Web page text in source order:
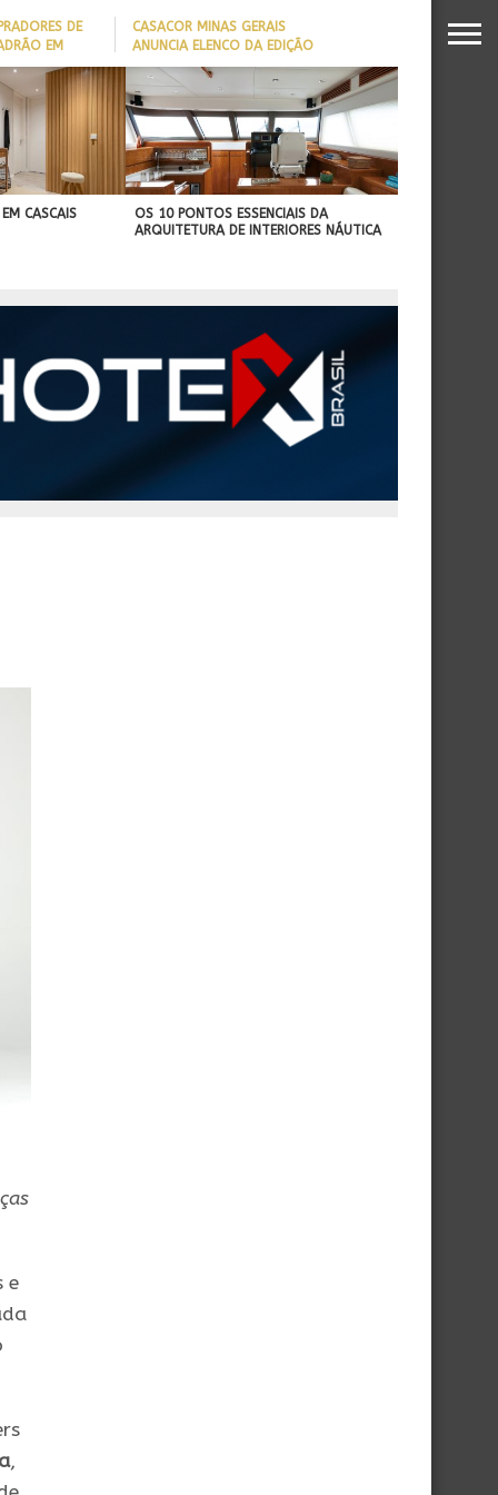
DE
EM
REVELA
CASACOR MINAS GERAIS
ANUNCIA ELENCO DA EDIÇÃO
2026
CASCAIS
OS 10 PONTOS ESSENCIAIS DA
ARQUITETURA DE INTERIORES NÁUTICA
e
,